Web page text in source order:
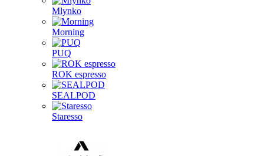
Mlynko
Morning
PUQ
ROK espresso
SEALPOD
Staresso